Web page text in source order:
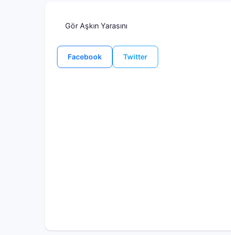
Gör Aşkın Yarasını
Facebook Twitter